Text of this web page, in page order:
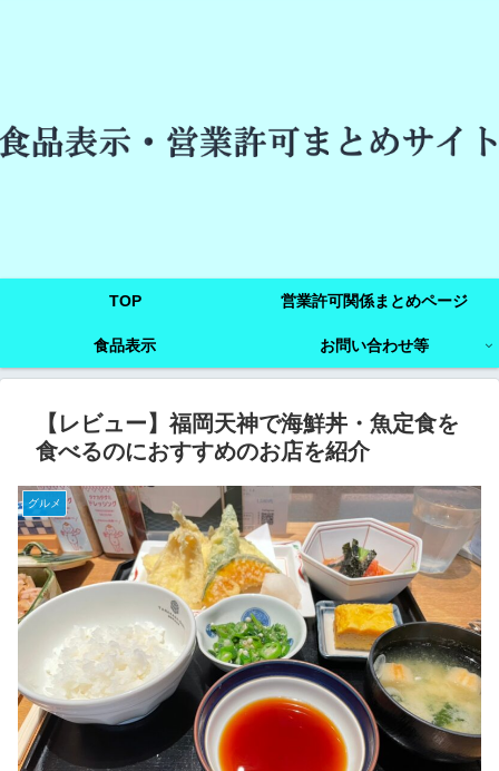
TOP 営業許可関係まとめページ
食品表示 お問い合わせ等
【レビュー】福岡天神で海鮮丼・魚定食を
食べるのにおすすめのお店を紹介
グルメ